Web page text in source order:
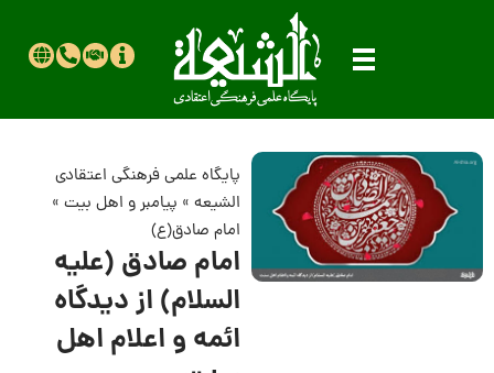
پایگاه علمی فرهنگی اعتقادی
الشیعه» پیامبر و اهل بیت»
امام صادق(ع)
امام صادق (علیه
السلام) از دیدگاه
ائمه و اعلام اهل